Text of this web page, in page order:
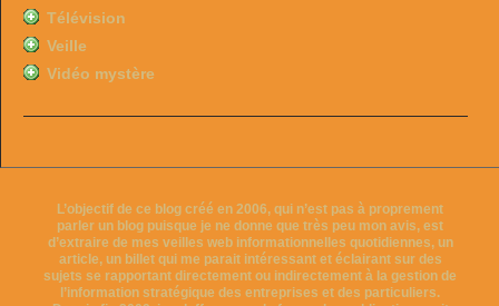
Télévision
Veille
Vidéo mystère
L’objectif de ce blog créé en 2006, qui n’est pas à proprement
parler un blog puisque je ne donne que très peu mon avis, est
d’extraire de mes veilles web informationnelles quotidiennes, un
article, un billet qui me parait intéressant et éclairant sur des
sujets se rapportant directement ou indirectement à la gestion de
l’information stratégique des entreprises et des particuliers.